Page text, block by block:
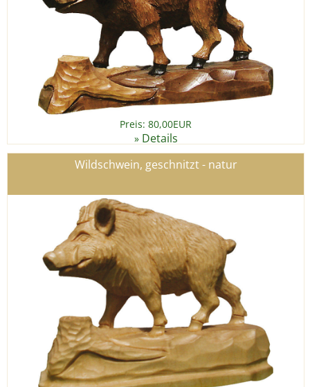
Preis: 80,00EUR
» Details
Wildschwein, geschnitzt - natur